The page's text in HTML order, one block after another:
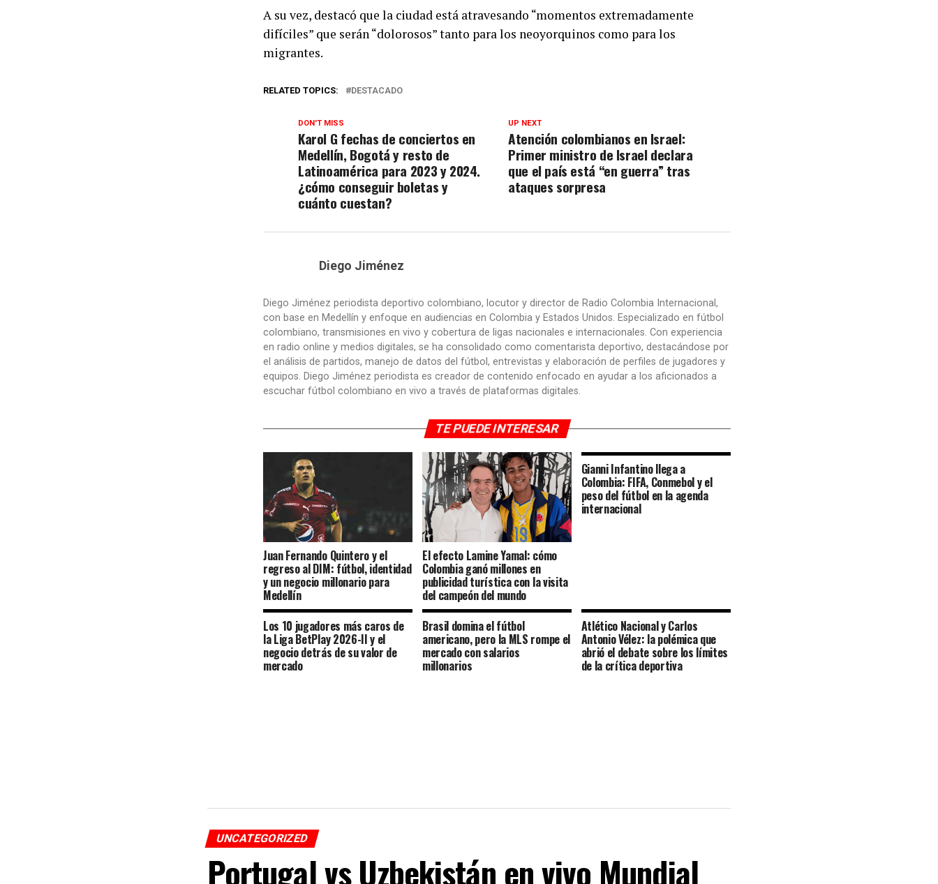
A su vez, destacó que la ciudad está atravesando “momentos extremadamente
difíciles” que serán “dolorosos” tanto para los neoyorquinos como para los
migrantes.
RELATED TOPICS: DESTACADO
UP NEXT
Atención colombianos en Israel:
Primer ministro de Israel declara
que el país está “en guerra” tras
ataques sorpresa
DON'T MISS
Karol G fechas de conciertos en
Medellín, Bogotá y resto de
Latinoamérica para 2023 y 2024.
¿cómo conseguir boletas y
cuánto cuestan?
Diego Jiménez
Diego Jiménez periodista deportivo colombiano, locutor y director de Radio Colombia Internacional,
con base en Medellín y enfoque en audiencias en Colombia y Estados Unidos. Especializado en fútbol
colombiano, transmisiones en vivo y cobertura de ligas nacionales e internacionales. Con experiencia
en radio online y medios digitales, se ha consolidado como comentarista deportivo, destacándose por
el análisis de partidos, manejo de datos del fútbol, entrevistas y elaboración de perfiles de jugadores y
equipos. Diego Jiménez periodista es creador de contenido enfocado en ayudar a los aficionados a
escuchar fútbol colombiano en vivo a través de plataformas digitales.
TE PUEDE INTERESAR
Juan Fernando Quintero y el
regreso al DIM: fútbol, identidad
y un negocio millonario para
Medellín
El efecto Lamine Yamal: cómo
Colombia ganó millones en
publicidad turística con la visita
del campeón del mundo
Gianni Infantino llega a
Colombia: FIFA, Conmebol y el
peso del fútbol en la agenda
internacional
Los 10 jugadores más caros de
la Liga BetPlay 2026-II y el
negocio detrás de su valor de
mercado
Brasil domina el fútbol
americano, pero la MLS rompe el
mercado con salarios
millonarios
Atlético Nacional y Carlos
Antonio Vélez: la polémica que
abrió el debate sobre los límites
de la crítica deportiva
UNCATEGORIZED
Portugal vs Uzbekistán en vivo Mundial